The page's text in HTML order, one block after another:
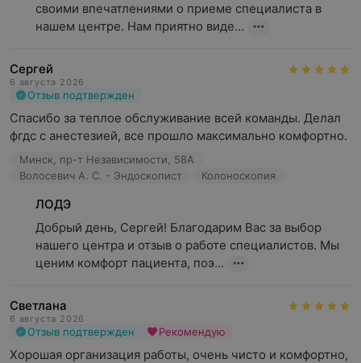
своими впечатлениями о приеме специалиста в
нашем центре. Нам приятно виде...
Сергей
6 августа 2026
Отзыв подтвержден
Спасибо за теплое обслуживание всей команды. Делал
фгдс с анестезией, все прошло максимально комфортно.
Минск, пр-т Независимости, 58А
Волосевич А. С. - Эндоскопист
Колоноскопия
ЛОДЭ
Добрый день, Сергей! Благодарим Вас за выбор
нашего центра и отзыв о работе специалистов. Мы
ценим комфорт пациента, поэ...
Светлана
6 августа 2026
Отзыв подтвержден Рекомендую
Хорошая организация работы, очень чисто и комфортно,